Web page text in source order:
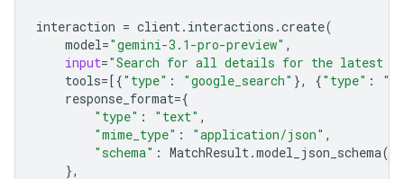
interaction = client. interactions .create(
model="gemini-3.1-pro-preview" ,
input="Search for all details for the latest
tools=[{"type" : "google_search" }, {"type" :
response_format={
"type" : "text" ,
"mime_type" : "application/json" ,
"schema" : MatchResult.model_json_schema()
},